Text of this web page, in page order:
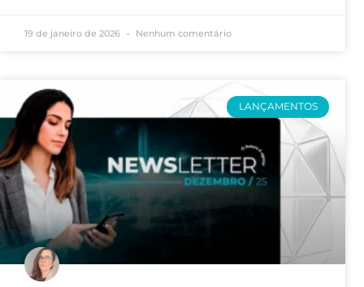
19 de janeiro de 2026 Nenhum comentário
LANÇAMENTOS